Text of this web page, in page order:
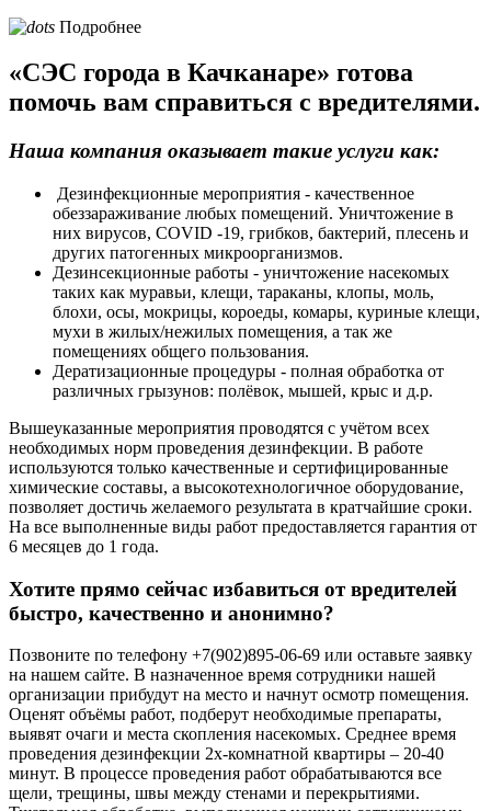
Подробнее
«СЭС города в Качканаре» готова
помочь вам справиться с вредителями.
Наша компания оказывает такие услуги как:
Дезинфекционные мероприятия - качественное
обеззараживание любых помещений. Уничтожение в
них вирусов, COVID -19, грибков, бактерий, плесень и
других патогенных микроорганизмов.
Дезинсекционные работы - уничтожение насекомых
таких как муравьи, клещи, тараканы, клопы, моль,
блохи, осы, мокрицы, короеды, комары, куриные клещи,
мухи в жилых/нежилых помещения, а так же
помещениях общего пользования.
Дератизационные процедуры - полная обработка от
различных грызунов: полёвок, мышей, крыс и д.р.
Вышеуказанные мероприятия проводятся с учётом всех
необходимых норм проведения дезинфекции. В работе
используются только качественные и сертифицированные
химические составы, а высокотехнологичное оборудование,
позволяет достичь желаемого результата в кратчайшие сроки.
На все выполненные виды работ предоставляется гарантия от
6 месяцев до 1 года.
Хотите прямо сейчас избавиться от вредителей
быстро, качественно и анонимно?
Позвоните по телефону +7(902)895-06-69 или оставьте заявку
на нашем сайте. В назначенное время сотрудники нашей
организации прибудут на место и начнут осмотр помещения.
Оценят объёмы работ, подберут необходимые препараты,
выявят очаги и места скопления насекомых. Среднее время
проведения дезинфекции 2х-комнатной квартиры – 20-40
минут. В процессе проведения работ обрабатываются все
щели, трещины, швы между стенами и перекрытиями.